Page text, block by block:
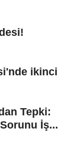
ikinci
Tepki:
İş...